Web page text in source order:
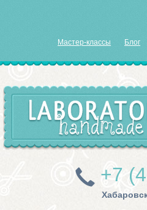
Мастер-классы Блог
+7